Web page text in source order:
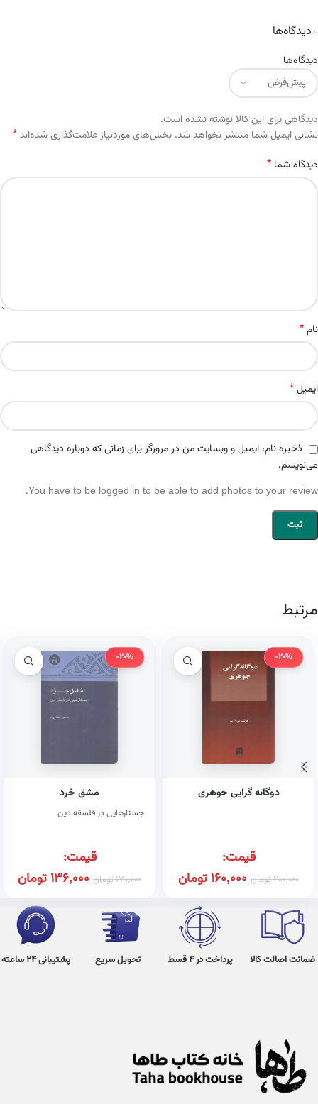
دیدگاه‌ها
دیدگاه‌ها
دیدگاهی برای این کالا نوشته نشده است.
نشانی ایمیل شما منتشر نخواهد شد. بخش‌های موردنیاز علامت‌گذاری شده‌اند*
دیدگاه شما *
نام*
ایمیل*
ذخیره نام، ایمیل و وبسایت من در مرورگر برای زمانی که دوباره دیدگاهی
می‌نویسم.
You have to be logged in to be able to add photos to your review.
Alternative:
مرتبط
-20%
دوگانه گرایی جوهری
قیمت:
200,000تومان 160,000تومان
-20%
مشق خرد
جستارهایی در فلسفه دین
قیمت:
170,000تومان 136,000تومان
ضمانت اصالت کالا پرداخت در 4 قسط تحویل سریع پشتیبانی 24 ساعته